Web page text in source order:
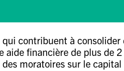
qui contribuent à
aide financière de plus de
moratoires sur le